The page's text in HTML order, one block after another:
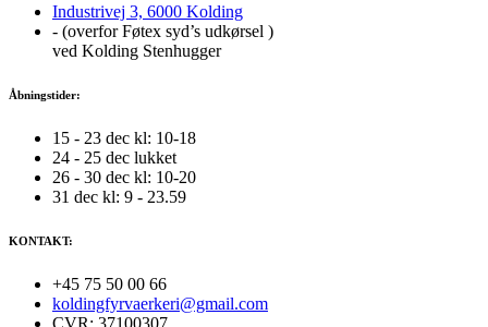
Industrivej 3, 6000 Kolding
- (overfor Føtex syd’s udkørsel )
ved Kolding Stenhugger
Åbningstider:
15 - 23 dec kl: 10-18
24 - 25 dec lukket
26 - 30 dec kl: 10-20
31 dec kl: 9 - 23.59
KONTAKT:
+45 75 50 00 66
koldingfyrvaerkeri@gmail.com
CVR: 37100307